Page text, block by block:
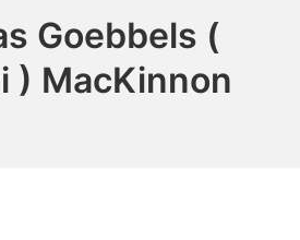
Goebbels (
) MacKinnon